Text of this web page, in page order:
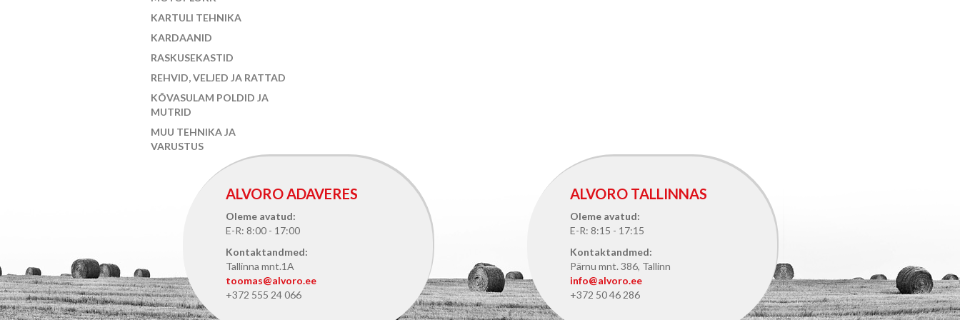
KARTULI TEHNIKA
KARDAANID
RASKUSEKASTID
REHVID, VELJED JA RATTAD
KÕVASULAM POLDID JA
MUTRID
MUU TEHNIKA JA
VARUSTUS
ALVORO ADAVERES
Oleme avatud:
E-R: 8:00 - 17:00
Kontaktandmed:
Tallinna mnt.1A
toomas@alvoro.ee
+372 555 24 066
ALVORO TALLINNAS
Oleme avatud:
E-R: 8:15 - 17:15
Kontaktandmed:
Pärnu mnt. 386, Tallinn
info@alvoro.ee
+372 50 46 286